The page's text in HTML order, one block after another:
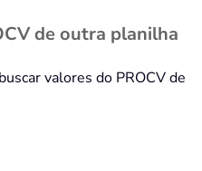
de outra planilha
valores do PROCV de